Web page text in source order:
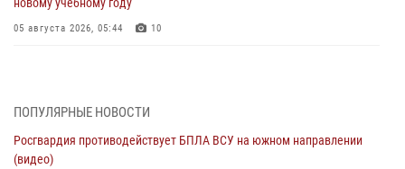
новому учебному году
05 августа 2026, 05:44 10
04 августа 2026, 09:57 2
Росгвардия приняла участие в обеспечении безопасности Дня
города в Екатеринбурге
ПОПУЛЯРНЫЕ НОВОСТИ
Росгвардия противодействует БПЛА ВСУ на южном направлении
(видео)